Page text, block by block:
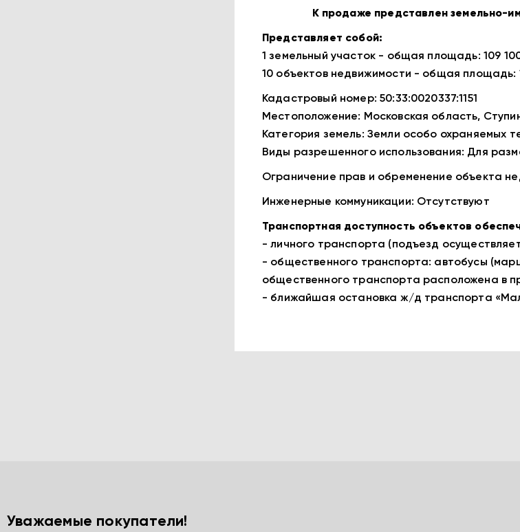
К продаже представлен земельно-
Представляет собой:
1 земельный участок - общая площадь: 109
10 объектов недвижимости - общая площадь:
Кадастровый номер: 50:33:0020337:1151
Местоположение: Московская область,
Категория земель: Земли особо охраняемых
Виды разрешенного использования: Для
Ограничение прав и обременение объекта
Инженерные коммуникации: Отсутствуют
Транспортная доступность объектов
- личного транспорта (подъезд
- общественного транспорта: автобусы
общественного транспорта расположена в
- ближайшая остановка ж/д транспорта
Уважаемые покупатели!